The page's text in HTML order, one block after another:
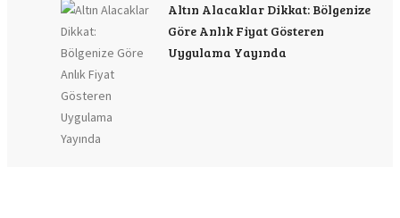
Altın Alacaklar Dikkat: Bölgenize
Göre Anlık Fiyat Gösteren
Uygulama Yayında